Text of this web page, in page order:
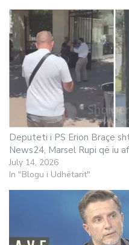
Deputeti i PS Erion Braçe
News24, Marsel Rupi që iu
July 14, 2026
In "Blogu i Udhëtarit"